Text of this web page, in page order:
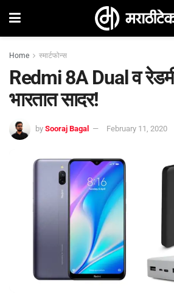
Home स्मार्टफोन्स
Redmi 8A Dual व
भारतात सादर!
by Sooraj Bagal February 11, 2020